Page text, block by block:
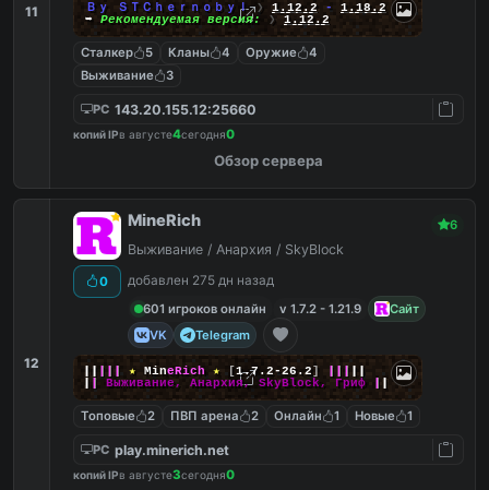
11 Ｂｙ ＳＴＣｈｅｒｎｏｂｙｌ ❯ 1.12.2 - 1.18.2
➥ Рекомендуемая версия: ❯ 1.12.2
Сталкер 5 Кланы 4 Оружие
4
Выживание
3
PC 143.20.155.12:25660
копий IPв августе4сегодня0
Обзор сервера
12
0
MineRich 6
Выживание / Анархия / SkyBlock
добавлен 275 дн назад
601 игроков онлайн
v 1.7.2 - 1.21.9
Сайт
VK
Telegram
★ MineRic h ★ [1.7.2-26.2] |
| Выживание, Анархия, SkyBlock, Гриф | |
Топовые 2 ПВП арена 2 Онлайн 1 Новые 1
PC play.minerich.net
копий IPв августе3сегодня0